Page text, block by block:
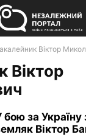
Віктор
Віктор
бою за Україну
Віктор